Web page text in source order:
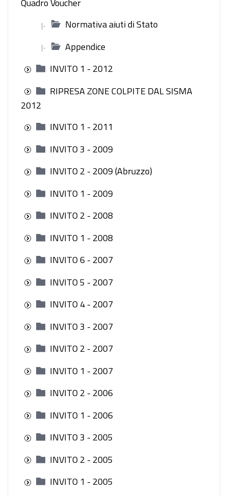
Quadro Voucher
|- Normativa aiuti di Stato
|-
Appendice
INVITO 1 - 2012
RIPRESA ZONE COLPITE DAL SISMA
2012
INVITO 1 - 2011
INVITO 3 - 2009
INVITO 2 - 2009 (Abruzzo)
INVITO 1 - 2009
INVITO 2 - 2008
INVITO 1 - 2008
INVITO 6 - 2007
INVITO 5 - 2007
INVITO 4 - 2007
INVITO 3 - 2007
INVITO 2 - 2007
INVITO 1 - 2007
INVITO 2 - 2006
INVITO 1 - 2006
INVITO 3 - 2005
INVITO 2 - 2005
INVITO 1 - 2005